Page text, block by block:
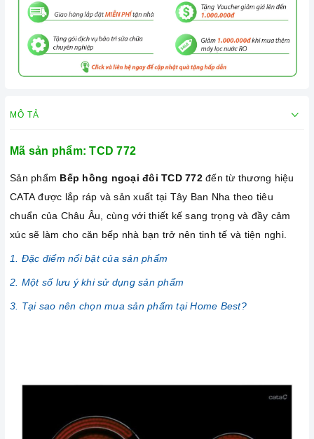
MÔ TẢ
Mã sản phẩm: TCD 772
Sản phẩm Bếp hồng ngoại đôi TCD 772 đến từ thương hiệu
CATA được lắp ráp và sản xuất tại Tây Ban Nha theo tiêu
chuẩn của Châu Âu, cùng với thiết kế sang trọng và đầy cảm
xúc sẽ làm cho căn bếp nhà bạn trở nên tinh tế và tiện nghi.
1. Đặc điểm nổi bật của sản phẩm
2. Một số lưu ý khi sử dụng sản phẩm
3. Tại sao nên chọn mua sản phẩm tại Home Best?